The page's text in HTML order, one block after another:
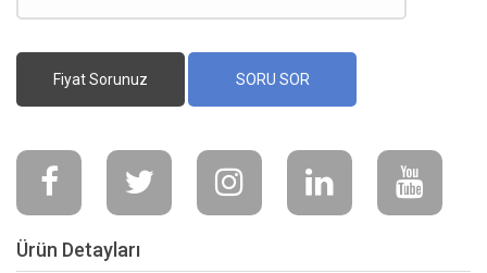
Fiyat Sorunuz SORU SOR
Ürün Detayları